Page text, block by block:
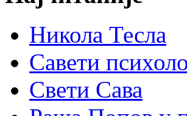
Никола Тесла
Савети
Свети Сава